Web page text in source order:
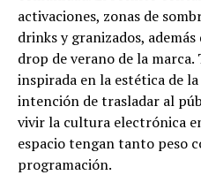
activaciones, zonas de
drinks y granizados,
drop de verano de la
inspirada en la estética de
intención de trasladar al
vivir la cultura electrónica
espacio tengan tanto peso
programación.